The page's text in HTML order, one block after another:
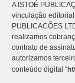
A ISTOÉ
vinculação
PUBLICACÕES
realizamos
contrato de
autorizamos
conteúdo digital “